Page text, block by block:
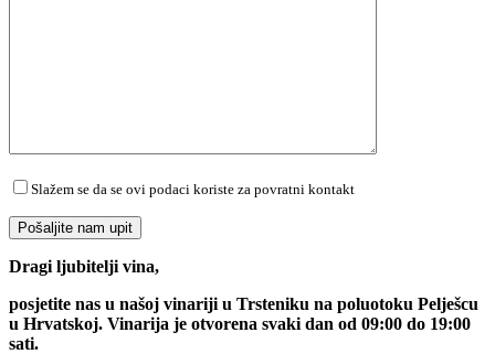
Slažem se da se ovi podaci koriste za povratni kontakt
Dragi ljubitelji vina,
posjetite nas u našoj vinariji u Trsteniku na poluotoku Pelješcu
u Hrvatskoj. Vinarija je otvorena svaki dan od 09:00 do 19:00
sati.